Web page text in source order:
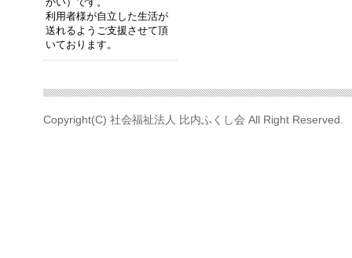
利用者様が自立した生活が
送れるようご支援させて頂
いております。
Copyright(C) 社会福祉法人 比内ふくし会 All Right Reserved.